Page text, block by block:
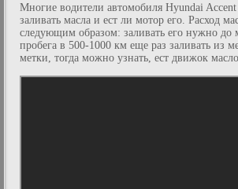
Многие водители автомобиля Hyundai Accent
заливать масла и ест ли мотор его. Расход
следующим образом: заливать его нужно до
пробега в 500-1000 км еще раз заливать из
метки, тогда можно узнать, ест движок